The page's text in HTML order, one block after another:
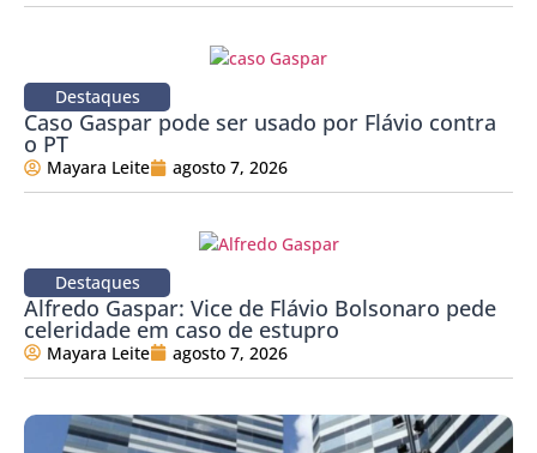
Destaques
Caso Gaspar pode ser usado por Flávio contra
o PT
Mayara Leite agosto 7, 2026
Destaques
Alfredo Gaspar: Vice de Flávio Bolsonaro pede
celeridade em caso de estupro
Mayara Leite agosto 7, 2026